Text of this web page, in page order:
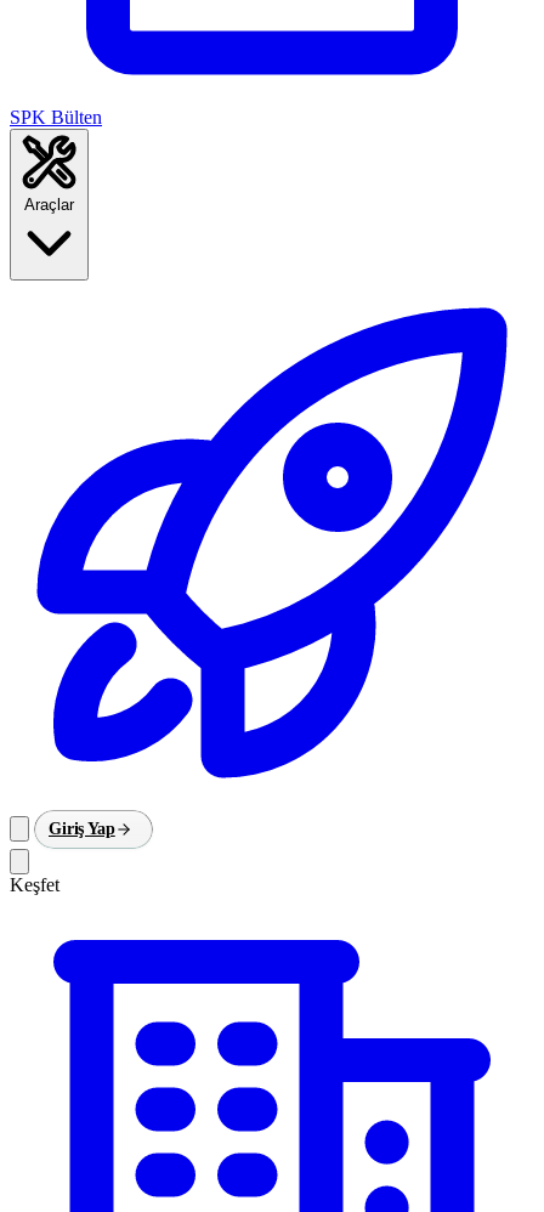
SPK Bülten
Araçlar
Giriş Yap
Keşfet